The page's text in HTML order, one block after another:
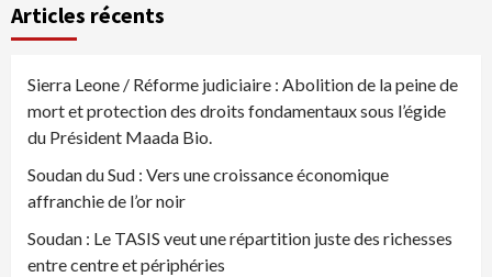
Articles récents
Sierra Leone / Réforme judiciaire : Abolition de la peine de
mort et protection des droits fondamentaux sous l’égide
du Président Maada Bio.
Soudan du Sud : Vers une croissance économique
affranchie de l’or noir
Soudan : Le TASIS veut une répartition juste des richesses
entre centre et périphéries